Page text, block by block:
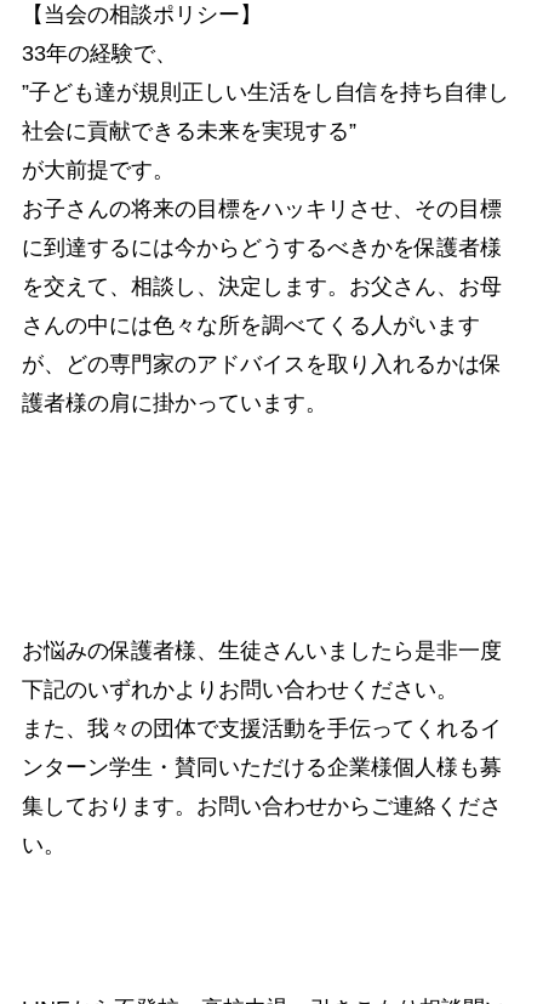
【当会の相談ポリシー】
33年の経験で、
”子ども達が規則正しい生活をし自信を持ち自律し
社会に貢献できる未来を実現する”
が大前提です。
お子さんの将来の目標をハッキリさせ、その目標
に到達するには今からどうするべきかを保護者様
を交えて、相談し、決定します。お父さん、お母
さんの中には色々な所を調べてくる人がいます
が、どの専門家のアドバイスを取り入れるかは保
護者様の肩に掛かっています。
お悩みの保護者様、生徒さんいましたら是非一度
下記のいずれかよりお問い合わせください。
また、我々の団体で支援活動を手伝ってくれるイ
ンターン学生・賛同いただける企業様個人様も募
集しております。お問い合わせからご連絡くださ
い。